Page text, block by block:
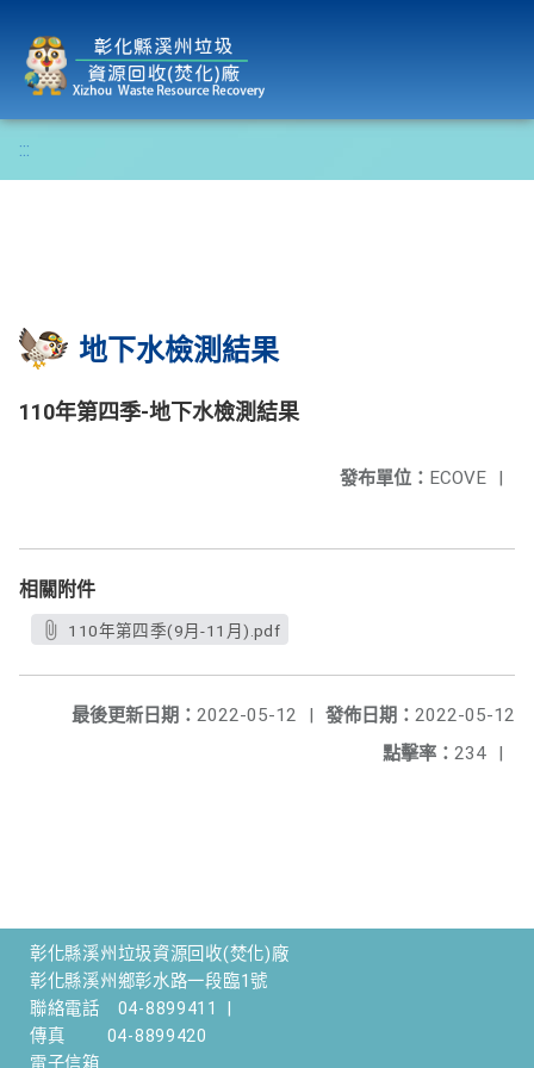
:::
地下水檢測結果
110年第四季-地下水檢測結果
發布單位： ECOVE |
相關附件
110年第四季(9月-11月).pdf
發佈日期： 2022-05-12
最後更新日期： 2022-05-12
|
點擊率： 234 |
彰化縣溪州垃圾資源回收(焚化)廠
彰化縣溪州鄉彰水路一段臨1號
聯絡電話
04-8899411
傳真
04-8899420
電子信箱